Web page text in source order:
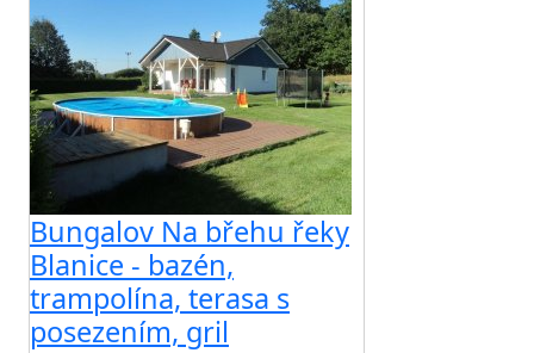
Bungalov Na břehu řeky
Blanice - bazén,
trampolína, terasa s
posezením, gril